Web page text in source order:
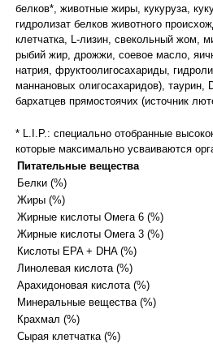
белков*, животные жиры, кукуруза,
гидролизат белков животного
клетчатка, L-лизин, свекольный жом,
рыбий жир, дрожжи, соевое масло,
натрия, фруктоолигосахариды,
мaннановых олигосахаридов), таурин,
бархатцев прямостоячих (источник
* L.I.P.: специально отобранные
которые максимально усваиваются
Питательные вещества
Белки (%)
Жиры (%)
Жирные кислоты Омега 6 (%)
Жирные кислоты Омега 3 (%)
Кислоты EPA + DHA (%)
Линолевая кислота (%)
Арахидоновая кислота (%)
Минеральные вещества (%)
Крахмал (%)
Сырая клетчатка (%)